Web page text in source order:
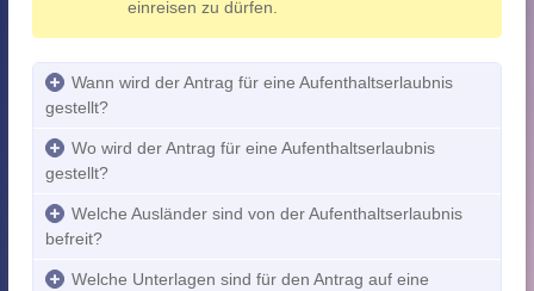
einreisen zu dürfen.
Wann wird der Antrag für eine Aufenthaltserlaubnis
gestellt?
Wo wird der Antrag für eine Aufenthaltserlaubnis
gestellt?
Welche Ausländer sind von der Aufenthaltserlaubnis
befreit?
Welche Unterlagen sind für den Antrag auf eine